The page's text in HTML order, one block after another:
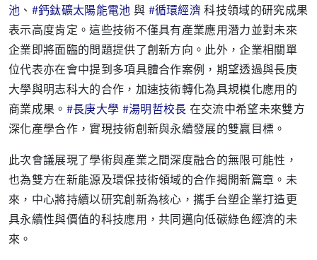
池 、 #鈣鈦礦太陽能電池 與 #循環經濟 科技領域的研究成果
表示高度肯定。這些技術不僅具有產業應用潛力並對未來
企業即將面臨的問題提供了創新方向。此外，企業相關單
位代表亦在會中提到多項具體合作案例，期望透過與長庚
大學與明志科大的合作，加速技術轉化為具規模化應用的
商業成果。 #長庚大學 #湯明哲校長 在交流中希望未來雙方
深化產學合作，實現技術創新與永續發展的雙贏目標。
此次會議展現了學術與產業之間深度融合的無限可能性，
也為雙方在新能源及環保技術領域的合作揭開新篇章。未
來，中心將持續以研究創新為核心，攜手台塑企業打造更
具永續性與價值的科技應用，共同邁向低碳綠色經濟的未
來。